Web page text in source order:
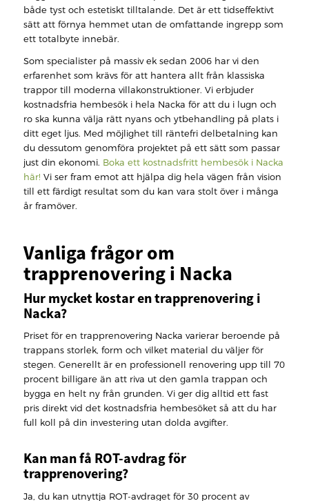
både tyst och estetiskt tilltalande. Det är ett tidseffektivt
sätt att förnya hemmet utan de omfattande ingrepp som
ett totalbyte innebär.
Som specialister på massiv ek sedan 2006 har vi den
erfarenhet som krävs för att hantera allt från klassiska
trappor till moderna villakonstruktioner. Vi erbjuder
kostnadsfria hembesök i hela Nacka för att du i lugn och
ro ska kunna välja rätt nyans och ytbehandling på plats i
ditt eget ljus. Med möjlighet till räntefri delbetalning kan
du dessutom genomföra projektet på ett sätt som passar
just din ekonomi. Boka ett kostnadsfritt hembesök i Nacka
här! Vi ser fram emot att hjälpa dig hela vägen från vision
till ett färdigt resultat som du kan vara stolt över i många
år framöver.
Vanliga frågor om
trapprenovering i Nacka
Hur mycket kostar en trapprenovering i
Nacka?
Priset för en trapprenovering Nacka varierar beroende på
trappans storlek, form och vilket material du väljer för
stegen. Generellt är en professionell renovering upp till 70
procent billigare än att riva ut den gamla trappan och
bygga en helt ny från grunden. Vi ger dig alltid ett fast
pris direkt vid det kostnadsfria hembesöket så att du har
full koll på din investering utan dolda avgifter.
Kan man få ROT-avdrag för
trapprenovering?
Ja, du kan utnyttja ROT-avdraget för 30 procent av